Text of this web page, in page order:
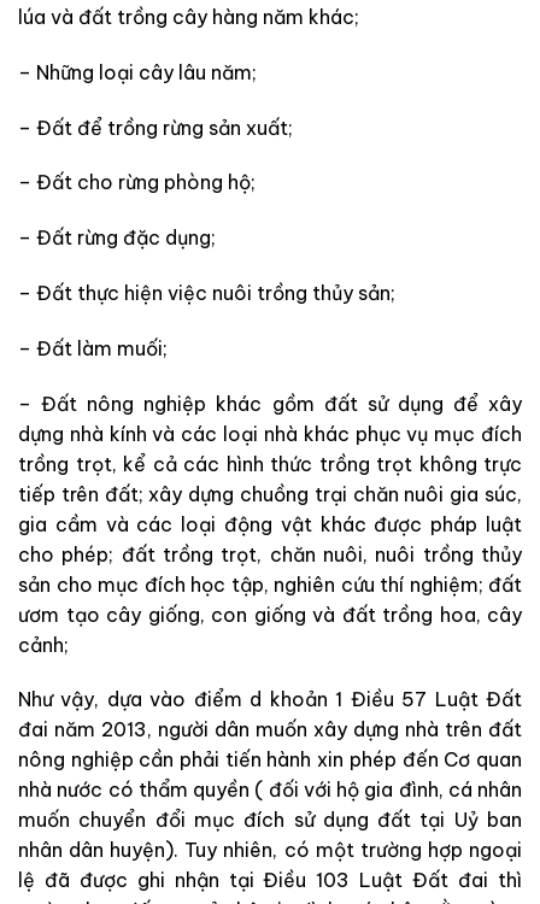
lúa và đất trồng cây hàng năm khác;
– Những loại cây lâu năm;
– Đất để trồng rừng sản xuất;
– Đất cho rừng phòng hộ;
– Đất rừng đặc dụng;
– Đất thực hiện việc nuôi trồng thủy sản;
– Đất làm muối;
– Đất nông nghiệp khác gồm đất sử dụng để xây
dựng nhà kính và các loại nhà khác phục vụ mục đích
trồng trọt, kể cả các hình thức trồng trọt không trực
tiếp trên đất; xây dựng chuồng trại chăn nuôi gia súc,
gia cầm và các loại động vật khác được pháp luật
cho phép; đất trồng trọt, chăn nuôi, nuôi trồng thủy
sản cho mục đích học tập, nghiên cứu thí nghiệm; đất
ươm tạo cây giống, con giống và đất trồng hoa, cây
cảnh;
Như vậy, dựa vào điểm d khoản 1 Điều 57 Luật Đất
đai năm 2013, người dân muốn xây dựng nhà trên đất
nông nghiệp cần phải tiến hành xin phép đến Cơ quan
nhà nước có thẩm quyền ( đối với hộ gia đình, cá nhân
muốn chuyển đổi mục đích sử dụng đất tại Uỷ ban
nhân dân huyện). Tuy nhiên, có một trường hợp ngoại
lệ đã được ghi nhận tại Điều 103 Luật Đất đai thì